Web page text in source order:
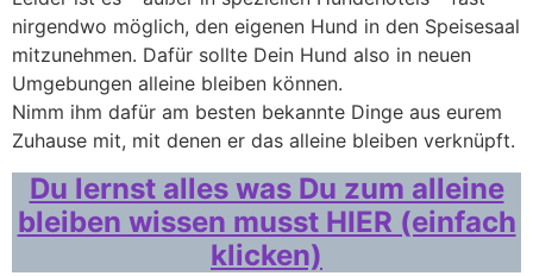
nirgendwo möglich, den eigenen Hund in den Speisesaal
mitzunehmen. Dafür sollte Dein Hund also in neuen
Umgebungen alleine bleiben können.
Nimm ihm dafür am besten bekannte Dinge aus eurem
Zuhause mit, mit denen er das alleine bleiben verknüpft.
Du lernst alles was Du zum alleine
bleiben wissen musst HIER (einfach
klicken)